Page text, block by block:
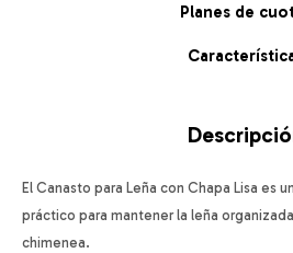
Planes de
El Canasto para Leña con Chapa Lisa es
práctico para mantener la leña
chimenea.